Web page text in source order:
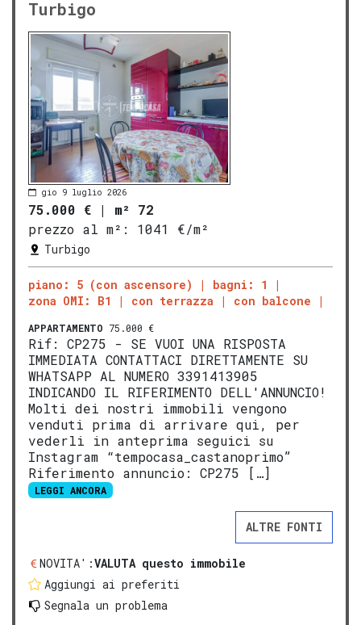
Turbigo
gio 9 luglio 2026
75.000 € | m² 72
prezzo al m²:
1041 €/m²
Turbigo
piano: 5 (con ascensore)
bagni: 1
zona OMI: B1
con terrazza con balcone
APPARTAMENTO 75.000 €
Rif: CP275 - SE VUOI UNA RISPOSTA
IMMEDIATA CONTATTACI DIRETTAMENTE SU
WHATSAPP AL NUMERO 3391413905
INDICANDO IL RIFERIMENTO DELL'ANNUNCIO!
Molti dei nostri immobili vengono
venduti prima di arrivare qui, per
vederli in anteprima seguici su
Instagram “tempocasa_castanoprimo”
Riferimento annuncio: CP275 […]
LEGGI ANCORA
ALTRE FONTI
NOVITA':VALUTA questo immobile
Aggiungi ai preferiti
Segnala un problema